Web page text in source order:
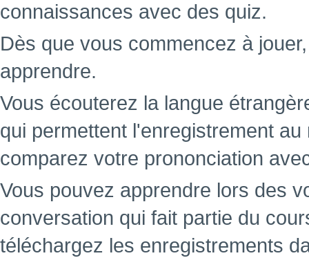
connaissances avec des quiz.
Dès que vous commencez à
apprendre.
Vous écouterez la langue
qui permettent l'enregistrement
comparez votre prononciation
Vous pouvez apprendre lors des
conversation qui fait partie du
téléchargez les enregistrements